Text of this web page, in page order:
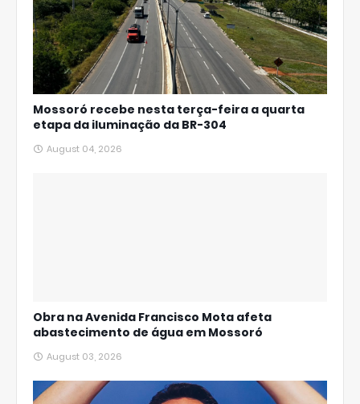
Mossoró recebe nesta terça-feira a quarta
etapa da iluminação da BR-304
August 04, 2026
Obra na Avenida Francisco Mota afeta
abastecimento de água em Mossoró
August 03, 2026